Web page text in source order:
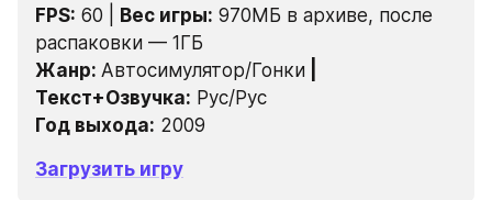
FPS: 60 | Вес игры: 970МБ в архиве, после
распаковки — 1ГБ
Жанр: Автосимулятор/Гонки
Текст+Озвучка: Рус/Рус
Год выхода: 2009
Загрузить игру